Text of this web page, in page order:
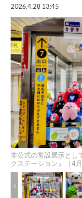
2026.4.28 13:45
非公式の常設展示とし
クステーション』（4